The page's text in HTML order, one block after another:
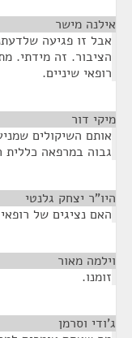
אילנה מישר
אבל זו פגיעה
הציבור. זה מידתי.
רופאי שיניים.
מיקי דור
אותם השיקולים
גבוה במרפאה כללית
היו"ר יצחק גלנטי
האם נציגים של
וילמה מאור
זומנו.
ג'ודי וסרמן